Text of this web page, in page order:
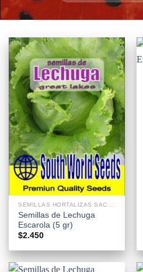
SEMILLAS HORTALIZAS SACHETS
Semillas de Lechuga
Escarola (5 gr)
$2.450